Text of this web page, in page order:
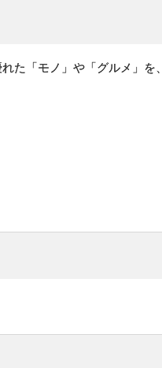
た「モノ」や「グルメ」を